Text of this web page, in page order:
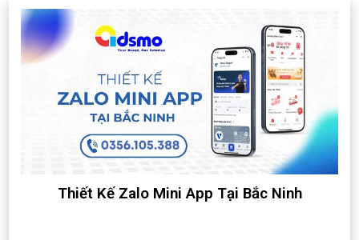
Thiết Kế Zalo Mini App Tại Bắc Ninh